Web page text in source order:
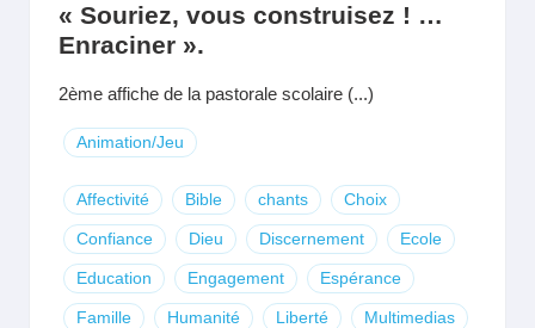
« Souriez, vous construisez ! …
Enraciner ».
2ème affiche de la pastorale scolaire (...)
Animation/Jeu
Affectivité Bible chants Choix
Confiance Dieu Discernement Ecole
Education Engagement Espérance
Famille Humanité Liberté Multimedias